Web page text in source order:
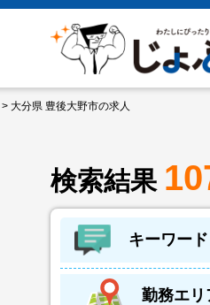
> 大分県 豊後大野市の求人
検索結果
キーワード
勤務エリ